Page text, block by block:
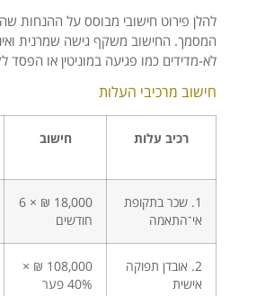
להלן פירוט חישובי מבוסס על ההנחות
המסמך. החישוב משקף גישה שמרנית
לא-מדידים כמו פגיעה במוניטין או הפסד
חישוב מרכיבי העלות
רכיב עלות חישוב
1. שכר בתקופת
אי־התאמה
18,000 ₪ × 6
חודשים
2. אובדן תפוקה
אישית
108,000 ₪ ×
40% פער